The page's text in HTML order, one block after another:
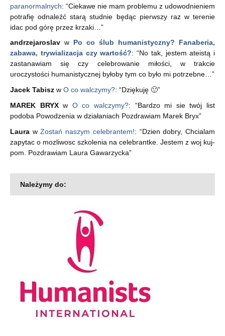
paranormalnych: “Ciekawe nie mam problemu z udowodnieniem
potrafię odnaleźć starą studnie będąc pierwszy raz w terenie
idac pod górę przez krzaki… ”
andrzejaroslav w Po co ślub humanistyczny? Fanaberia,
zabawa, trywializacja czy wartość?: “No tak, jestem ateistą i
zastanawiam się czy celebrowanie miłości, w trakcie
uroczystości humanistycznej byłoby tym co było mi potrzebne…”
Jacek Tabisz w O co walczymy?: “Dziękuję 🙂”
MAREK BRYXw O co walczymy?: “Bardzo mi sie twój list
podoba Powodzenia w działaniach Pozdrawiam Marek Bryx”
Laura wZostań naszym celebrantem!: “Dzien dobry, Chcialam
zapytac o mozliwosc szkolenia na celebrantke. Jestem z woj kuj-
pom. Pozdrawiam Laura Gawarzycka”
Należymy do: